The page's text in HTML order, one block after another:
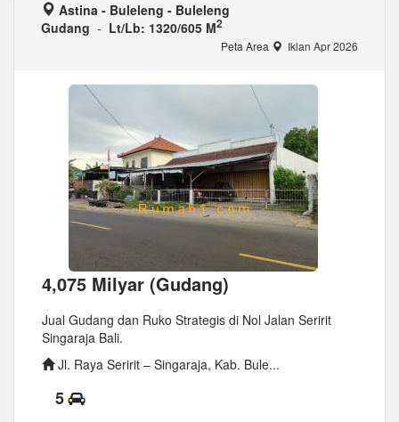
Astina - Buleleng - Buleleng
Gudang - Lt/Lb: 1320/605 M2
Peta Area Iklan Apr 2026
4,075 Milyar (Gudang)
Jual Gudang dan Ruko Strategis di Nol Jalan Seririt
Singaraja Bali.
Jl. Raya Seririt – Singaraja, Kab. Bule...
5